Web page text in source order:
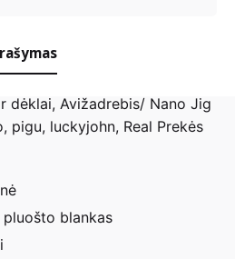
dėklai, Avižadrebis/ Nano Jig
, pigu, luckyjohn, Real Prekės
blankas